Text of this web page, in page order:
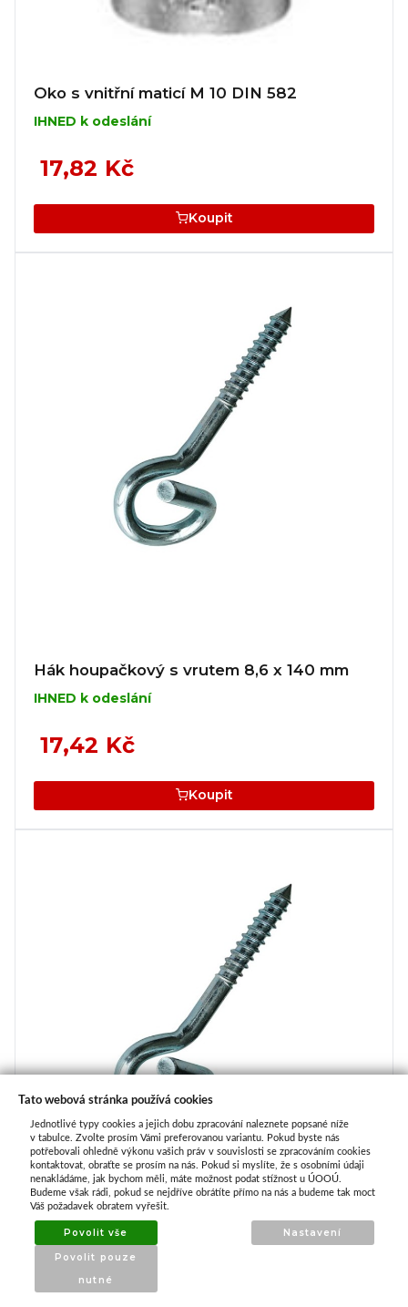
Oko s vnitřní maticí M 10 DIN 582
IHNED k odeslání
17,82 Kč
Koupit
Hák houpačkový s vrutem 8,6 x 140 mm
IHNED k odeslání
17,42 Kč
Koupit
Hák houpačkový s vrutem 7,6 x 120 mm
IHNED k odeslání
Tato webová stránka používá cookies
Jednotlivé typy cookies a jejich dobu zpracování naleznete popsané níže
v tabulce. Zvolte prosím Vámi preferovanou variantu. Pokud byste nás
potřebovali ohledně výkonu vašich práv v souvislosti se zpracováním cookies
kontaktovat, obraťte se prosím na nás. Pokud si myslíte, že s osobními údaji
nenakládáme, jak bychom měli, máte možnost podat stížnost u ÚOOÚ.
Budeme však rádi, pokud se nejdříve obrátíte přímo na nás a budeme tak moct
Váš požadavek obratem vyřešit.
Povolit vše
Povolit pouze
nutné
Nastavení